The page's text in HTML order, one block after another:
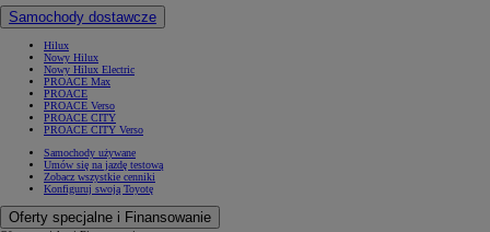
Samochody dostawcze
Hilux
Nowy Hilux
Nowy Hilux Electric
PROACE Max
PROACE
PROACE Verso
PROACE CITY
PROACE CITY Verso
Samochody używane
Umów się na jazdę testową
Zobacz wszystkie cenniki
Konfiguruj swoją Toyotę
Oferty specjalne i Finansowanie